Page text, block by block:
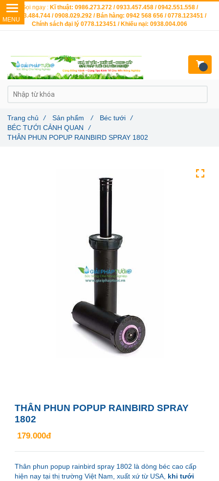
THÂN PHUN POPUP RAINBIRD SPRAY
1802
179.000đ
Thân phun popup rainbird spray 1802 là dòng béc cao cấp
hiện nay tại thị trường Việt Nam, xuất xứ từ USA, khi tưới
Trang chủ / Sản phẩm / Béc tưới
/
BÉC TƯỚI CẢNH QUAN
/
THÂN PHUN POPUP RAINBIRD SPRAY 1802
Gọi ngay : Kĩ thuật: 0986.273.272 / 0933.457.458 / 0942.551.558 /
0903.484.744 / 0908.029.292 / Bán hàng: 0942 568 656 / 0778.123451 /
Chính sách đại lý 0778.123451 / Khiếu nại: 0938.004.006